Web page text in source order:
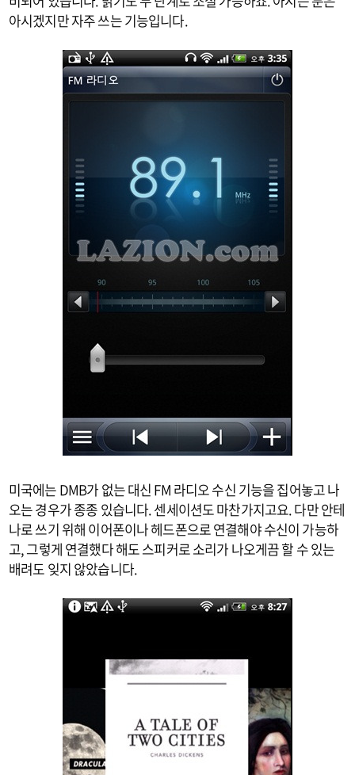
아시겠지만 자주 쓰는 기능입니다.
미국에는 DMB가 없는 대신 FM 라디오 수신 기능을 집어놓고 나
오는 경우가 종종 있습니다. 센세이션도 마찬가지고요. 다만 안테
나로 쓰기 위해 이어폰이나 헤드폰으로 연결해야 수신이 가능하
고, 그렇게 연결했다 해도 스피커로 소리가 나오게끔 할 수 있는
배려도 잊지 않았습니다.